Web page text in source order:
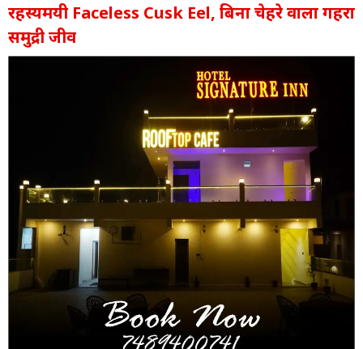
रहस्यमयी Faceless Cusk Eel, बिना चेहरे वाला गहरा
समुद्री जीव